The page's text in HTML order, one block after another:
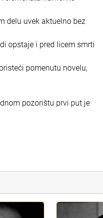
delu uvek aktuelno bez
opstaje i pred licem smrti
pomenutu novelu,
pozorištu prvi put je